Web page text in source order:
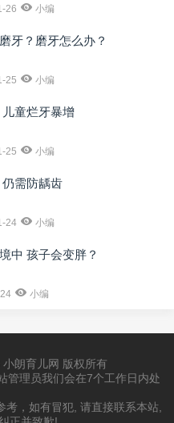
26 小编
牙？磨牙怎么办？
25 小编
童烂牙暴增
25 小编
仍需防龋齿
24 小编
中 孩子会变胖？
小编
朗育儿网 版权所有
管理员我们会在7个工作日内处
，如有冒犯, 请直接联系本站,